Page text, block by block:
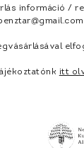
információ /
itt